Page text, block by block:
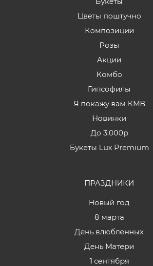
Цветы поштучно
Композиции
Розы
Акции
Комбо
Гипсофилы
Я покажу вам КМВ
Новинки
До 3.000р
Букеты Lux Premium
ПРАЗДНИКИ
Новый год
8 марта
День влюбленных
День Матери
1 сентября